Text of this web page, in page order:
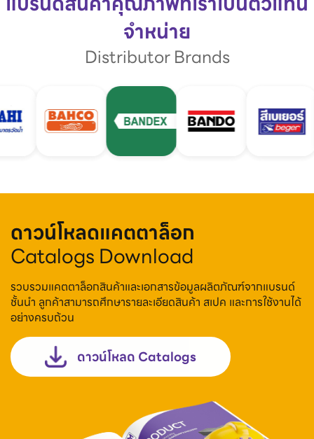
จำหน่าย
Distributor Brands
ดาวน์โหลดแคตตาล็อก
Catalogs Download
รวบรวมแคตตาล็อกสินค้าและเอกสารข้อมูลผลิตภัณฑ์จากแบรนด์
ชั้นนำ ลูกค้าสามารถศึกษารายละเอียดสินค้า สเปค และการใช้งานได้
อย่างครบถ้วน
ดาวน์โหลด Catalogs